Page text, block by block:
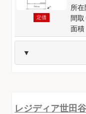
定借
所在
間取
面積
レジディア世田